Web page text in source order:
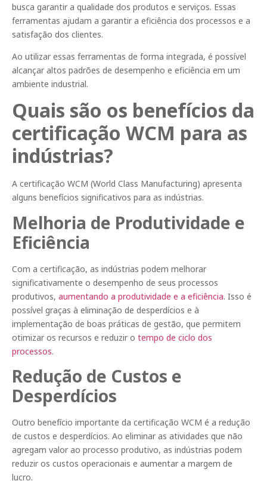
busca garantir a qualidade dos produtos e serviços. Essas
ferramentas ajudam a garantir a eficiência dos processos e a
satisfação dos clientes.
Ao utilizar essas ferramentas de forma integrada, é possível
alcançar altos padrões de desempenho e eficiência em um
ambiente industrial.
Quais são os benefícios da
certificação WCM para as
indústrias?
A certificação WCM (World Class Manufacturing) apresenta
alguns benefícios significativos para as indústrias.
Melhoria de Produtividade e
Eficiência
Com a certificação, as indústrias podem melhorar
significativamente o desempenho de seus processos
produtivos, aumentando a produtividade e a eficiência. Isso é
possível graças à eliminação de desperdícios e à
implementação de boas práticas de gestão, que permitem
otimizar os recursos e reduzir o tempo de ciclo dos
processos.
Redução de Custos e
Desperdícios
Outro benefício importante da certificação WCM é a redução
de custos e desperdícios. Ao eliminar as atividades que não
agregam valor ao processo produtivo, as indústrias podem
reduzir os custos operacionais e aumentar a margem de
lucro.